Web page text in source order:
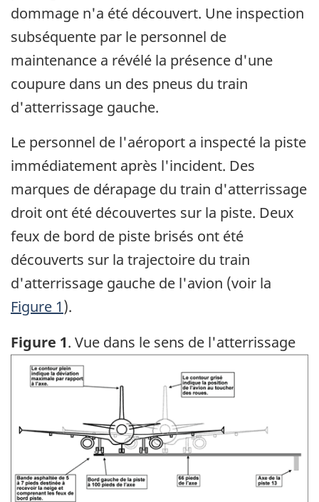
dommage n'a été découvert. Une inspection
subséquente par le personnel de
maintenance a révélé la présence d'une
coupure dans un des pneus du train
d'atterrissage gauche.
Le personnel de l'aéroport a inspecté la piste
immédiatement après l'incident. Des
marques de dérapage du train d'atterrissage
droit ont été découvertes sur la piste. Deux
feux de bord de piste brisés ont été
découverts sur la trajectoire du train
d'atterrissage gauche de l'avion (voir la
Figure 1).
Figure 1. Vue dans le sens de l'atterrissage
Image